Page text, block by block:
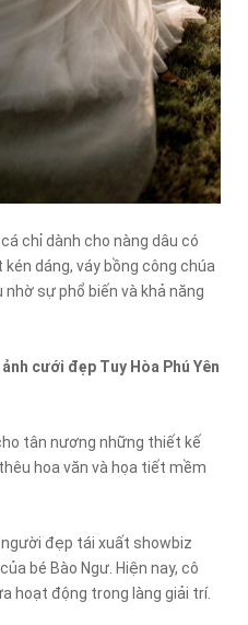
chỉ dành cho nàng dâu có
dáng, váy bồng công chúa
sự phổ biến và khả năng
cưới đẹp Tuy Hòa Phú Yên
tân nương những thiết kế
hoa văn và họa tiết mềm
đẹp tái xuất showbiz
bé Bào Ngư. Hiện nay, cô
hoạt động trong làng giải trí.